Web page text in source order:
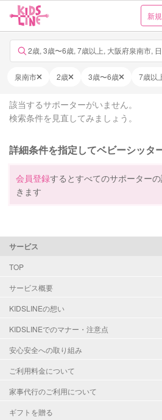
新
2歳, 3歳〜6歳, 7歳以上, 大阪府泉南市,
泉南市 2歳 3歳〜6歳 7歳以
該当するサポーターがいません。
検索条件を見直してみましょう。
詳細条件を指定してベビーシッタ
会員登録するとすべてのサポーター
きます
サービス
TOP
サービス概要
KIDSLINEの想い
KIDSLINEでのマナー・注意点
安心安全への取り組み
ご利用料金について
家事代行のご利用について
ギフトを贈る